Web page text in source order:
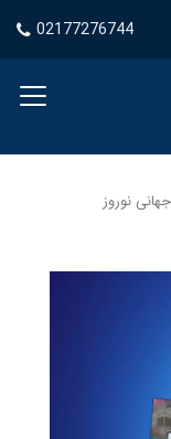
02177276744
نوروز